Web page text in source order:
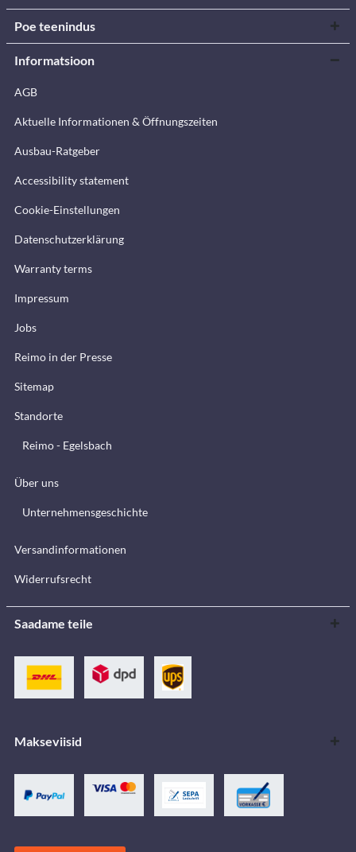
Poe teenindus
Informatsioon
AGB
Aktuelle Informationen & Öffnungszeiten
Ausbau-Ratgeber
Accessibility statement
Cookie-Einstellungen
Datenschutzerklärung
Warranty terms
Impressum
Jobs
Reimo in der Presse
Sitemap
Standorte
Reimo - Egelsbach
Über uns
Unternehmensgeschichte
Versandinformationen
Widerrufsrecht
Saadame teile
Makseviisid